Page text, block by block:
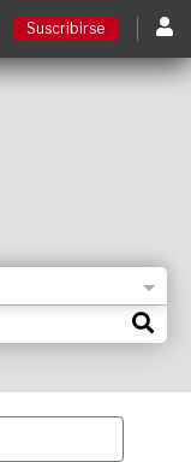
Suscribirse